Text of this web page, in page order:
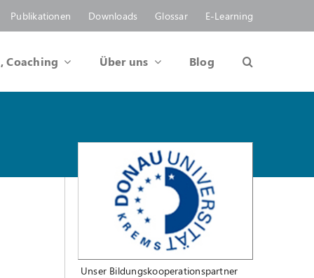
Publikationen Downloads Glossar E-Learning
Coaching Über uns Blog
Unser Bildungskooperationspartner